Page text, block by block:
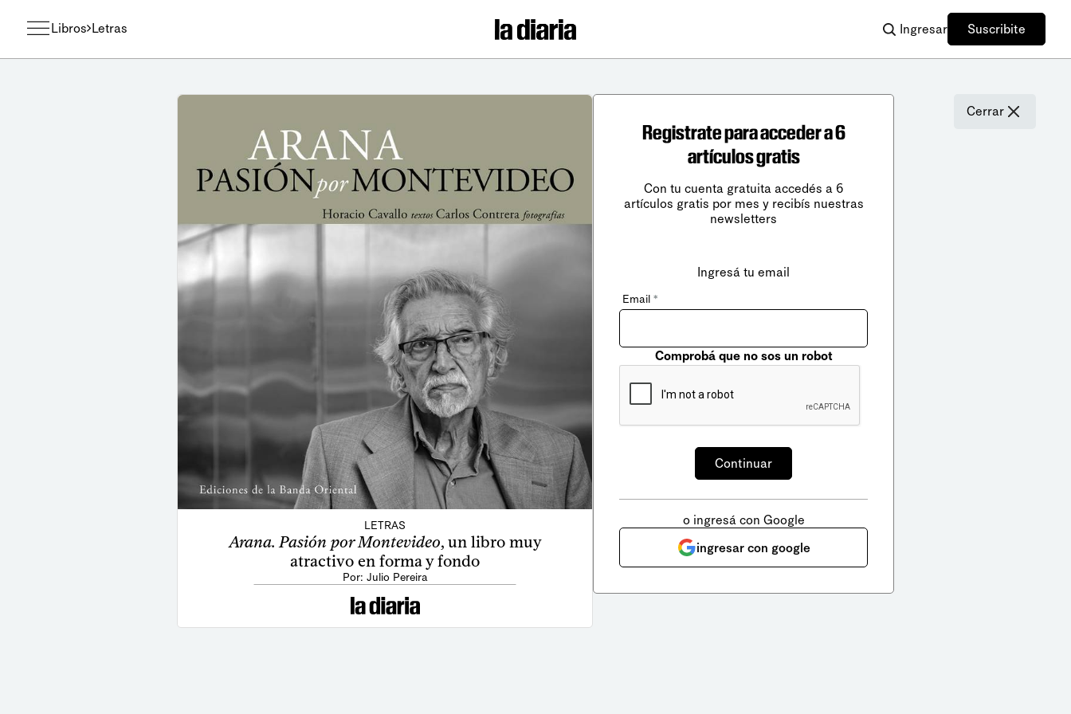
Libros Letras Ingresar Suscribite
LETRAS
Arana. Pasión por Montevideo, un libro muy
atractivo en forma y fondo
Por: Julio Pereira
Cerrar
Registrate para acceder a 6
artículos gratis
Con tu cuenta gratuita accedés a 6
artículos gratis por mes y recibís nuestras
newsletters
Ingresá tu email
Email *
Comprobá que no sos un robot
o ingresá con Google
ingresar con google